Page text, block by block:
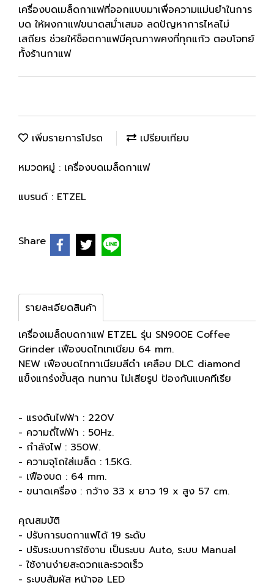
เครื่องบดเมล็ดกาแฟที่ออกแบบมาเพื่อความแม่นยำในการ
บด ให้ผงกาแฟขนาดสม่ำเสมอ ลดปัญหาการไหลไม่
เสถียร ช่วยให้ช็อตกาแฟมีคุณภาพคงที่ทุกแก้ว ตอบโจทย์
ทั้งร้านกาแฟ
เพิ่มรายการโปรด
เปรียบเทียบ
หมวดหมู่ : เครื่องบดเมล็ดกาแฟ
แบรนด์ : ETZEL
Share
รายละเอียดสินค้า
เครื่องเมล็ดบดกาแฟ ETZEL รุ่น SN900E Coffee
Grinder เฟืองบดไทเทเนียม 64 mm.
NEW เฟืองบดไททาเนียมสีดำ เคลือบ DLC diamond
แข็งแกร่งขั้นสุด ทนทาน ไม่เสียรูป ป้องกันแบคทีเรีย
- แรงดันไฟฟ้า : 220V
- ความถี่ไฟฟ้า : 50Hz.
- กำลังไฟ : 350W.
- ความจุโถใส่เมล็ด : 1.5KG.
- เฟืองบด : 64 mm.
- ขนาดเครื่อง : กว้าง 33 x ยาว 19 x สูง 57 cm.
คุณสมบัติ
- ปรับการบดกาแฟได้ 19 ระดับ
- ปรับระบบการใช้งาน เป็นระบบ Auto, ระบบ Manual
- ใช้งานง่ายสะดวกและรวดเร็ว
- ระบบสัมผัส หน้าจอ LED